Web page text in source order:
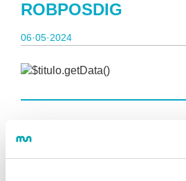
ROBPOSDIG
06·05·2024
Avanzados de robots
Caracterización Dinámica, ha